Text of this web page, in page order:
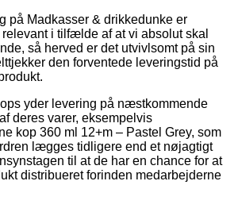
på Madkasser & drikkedunke er
i tilfælde af at vi absolut skal
så herved er det utvivlsomt på sin
den forventede leveringstid på
yder levering på næstkommende
deres varer, eksempelvis
kop 360 ml 12+m – Pastel Grey, som
lægges tidligere end et nøjagtigt
til at de har en chance for at
distribueret forinden medarbejderne